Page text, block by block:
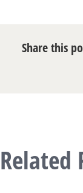
Share this
Related